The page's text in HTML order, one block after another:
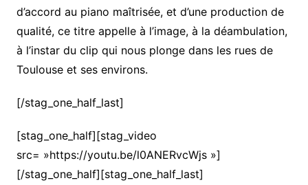
d’accord au piano maîtrisée, et d’une production de
qualité, ce titre appelle à l’image, à la déambulation,
à l’instar du clip qui nous plonge dans les rues de
Toulouse et ses environs.
[/stag_one_half_last]
[stag_one_half][stag_video
src= »https://youtu.be/l0ANERvcWjs »]
[/stag_one_half][stag_one_half_last]